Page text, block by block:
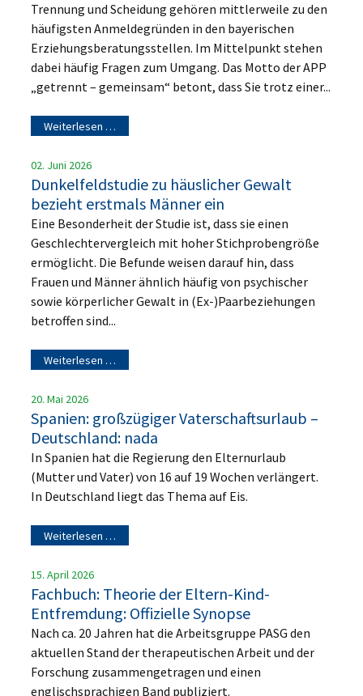
Trennung und Scheidung gehören mittlerweile zu den
häufigsten Anmeldegründen in den bayerischen
Erziehungsberatungsstellen. Im Mittelpunkt stehen
dabei häufig Fragen zum Umgang. Das Motto der APP
„getrennt – gemeinsam“ betont, dass Sie trotz einer...
Weiterlesen …
02. Juni 2026
Dunkelfeldstudie zu häuslicher Gewalt
bezieht erstmals Männer ein
Eine Besonderheit der Studie ist, dass sie einen
Geschlechtervergleich mit hoher Stichprobengröße
ermöglicht. Die Befunde weisen darauf hin, dass
Frauen und Männer ähnlich häufig von psychischer
sowie körperlicher Gewalt in (Ex-)Paarbeziehungen
betroffen sind...
Weiterlesen …
20. Mai 2026
Spanien: großzügiger Vaterschaftsurlaub –
Deutschland: nada
In Spanien hat die Regierung den Elternurlaub
(Mutter und Vater) von 16 auf 19 Wochen verlängert.
In Deutschland liegt das Thema auf Eis.
Weiterlesen …
15. April 2026
Fachbuch: Theorie der Eltern-Kind-
Entfremdung: Offizielle Synopse
Nach ca. 20 Jahren hat die Arbeitsgruppe PASG den
aktuellen Stand der therapeutischen Arbeit und der
Forschung zusammengetragen und einen
englischsprachigen Band publiziert.